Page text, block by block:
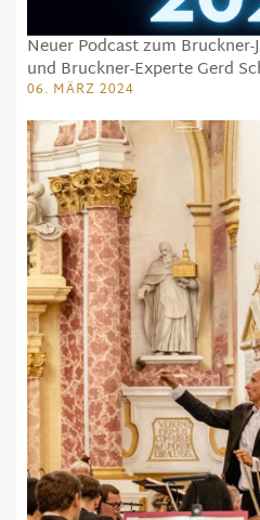
Neuer Podcast zum
und Bruckner-Experte Gerd
06. MÄRZ 2024